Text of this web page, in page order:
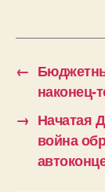
←
наконец-
→ Начатая
война